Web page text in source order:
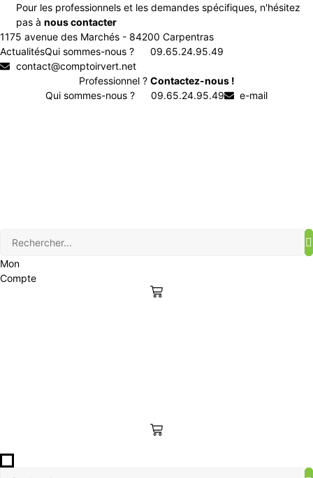
Aller
contenu
Pour les professionnels et les demandes spécifiques, n'hésitez
pas à nous contacter
1175 avenue des Marchés - 84200 Carpentras
ActualitésQui sommes-nous ?
09.65.24.95.49
contact@comptoirvert.net
Professionnel ? Contactez-nous !
Qui sommes-nous ?
09.65.24.95.49 e-mail
Mon
Compte